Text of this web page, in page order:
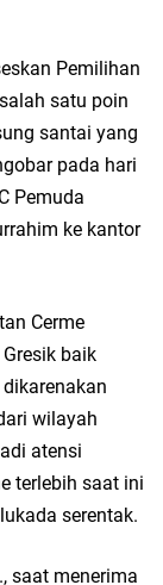
Tradisi Luhur
Doa dan Harapan di
Hijrah Drs. H.
Pemilihan
satu poin
santai yang
pada hari
Pemuda
ke kantor
Cerme
baik
wilayah
atensi
terlebih saat ini
serentak.
saat menerima